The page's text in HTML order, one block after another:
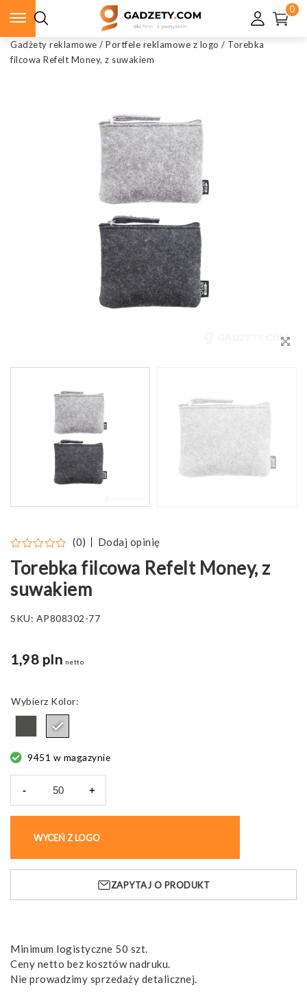
0
Gadżety reklamowe / Portfele reklamowe z logo / Torebka
filcowa Refelt Money, z suwakiem
(0) Dodaj opinię
Torebka filcowa Refelt Money, z
suwakiem
SKU: AP808302-77
1,98 pln netto
Kolor
9451 w magazynie
-
Refelt
Money,
z
+
WYCEŃ Z LOGO
ZAPYTAJ O PRODUKT
Minimum logistyczne 50 szt.
Ceny netto bez kosztów nadruku.
Nie prowadzimy sprzedaży detalicznej.